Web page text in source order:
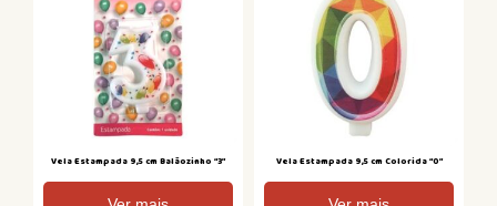
Vela Estampada 9,5 cm Balãozinho “3” Vela Estampada 9,5 cm Colorida “0”